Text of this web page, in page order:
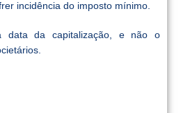
incidência do imposto mínimo.
data da capitalização, e não o